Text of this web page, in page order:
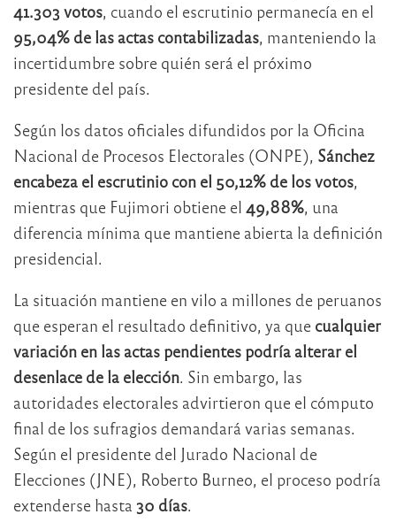
41.303 votos, cuando el escrutinio permanecía en el
95,04% de las actas contabilizadas, manteniendo la
incertidumbre sobre quién será el próximo
presidente del país.
Según los datos oficiales difundidos por la Oficina
Nacional de Procesos Electorales (ONPE), Sánchez
encabeza el escrutinio con el 50,12% de los votos,
mientras que Fujimori obtiene el 49,88%, una
diferencia mínima que mantiene abierta la definición
presidencial.
La situación mantiene en vilo a millones de peruanos
que esperan el resultado definitivo, ya que cualquier
variación en las actas pendientes podría alterar el
desenlace de la elección. Sin embargo, las
autoridades electorales advirtieron que el cómputo
final de los sufragios demandará varias semanas.
Según el presidente del Jurado Nacional de
Elecciones (JNE), Roberto Burneo, el proceso podría
extenderse hasta 30 días.